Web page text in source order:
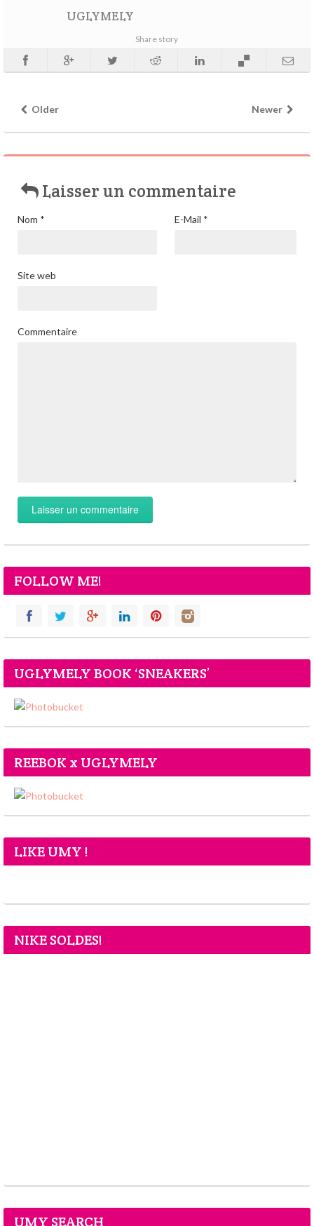
UGLYMELY
Share story
Older Newer
Laisser un commentaire
Nom * E-Mail *
Site web
Commentaire
FOLLOW ME!
UGLYMELY BOOK ‘SNEAKERS’
REEBOK x UGLYMELY
LIKE UMY !
NIKE SOLDES!
UMY SEARCH